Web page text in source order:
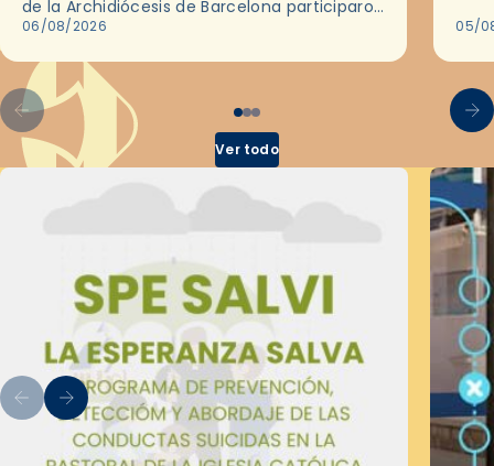
de la Archidiócesis de Barcelona participaron
en las convivencias Be Apostle, organizadas
06/08/2026 05/
Ver todo